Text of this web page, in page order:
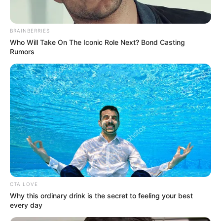
BRAINBERRIES
Who Will Take On The Iconic Role Next? Bond Casting
Rumors
CTA LOVE
Why this ordinary drink is the secret to feeling your best
every day